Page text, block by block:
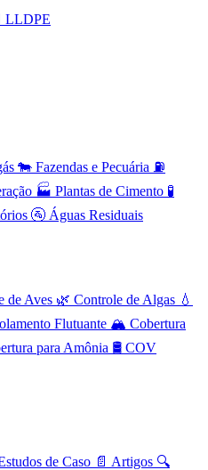
LLDPE
🐄 Fazendas e Pecuária ⛽
🏭 Plantas de Cimento 🧪
🚰 Águas Residuais
de Aves 🌿 Controle de Algas 💧
Flutuante 🏔️ Cobertura
para Amônia 🛢️ COV
de Caso 📄 Artigos 🔍